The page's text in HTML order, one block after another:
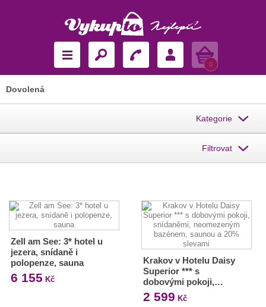
Košík
0
Dovolená
Kategorie
Filtrovat
Zell am See: 3* hotel u
jezera, snídaně i
polopenze, sauna
6 155 Kč
Krakov v Hotelu Daisy
Superior *** s
dobovými pokoji,…
2 599 Kč